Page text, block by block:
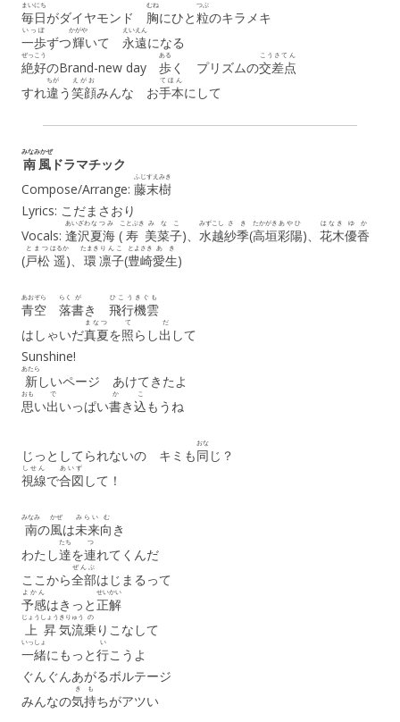
毎日
まいにち
がダイヤモンド 胸
むね
にひと粒
つぶ
のキラメキ
一歩
いっぽ
ずつ輝
かがや
いて 永遠
えいえん
になる
絶好
ぜっこう
のBrand-new day 歩
ある
く プリズムの交差点
こうさてん
すれ違
ちが
う笑顔
えがお
みんな お手本
てほん
にして
南風
みなみかぜ
ドラマチック
Compose/Arrange: 藤末
ふじすえ
樹
みき
Lyrics: こだまさおり
Vocals: 逢沢
あいざわ
夏海
なつみ
( 寿
ことぶき
美菜子
みなこ
)、 水越
みずこし
紗季
さき
(高垣
たかがき
彩陽
あやひ
)、 花木
はなき
優香
ゆか
(戸松
とまつ
遥
はるか
)、 環
たまき
凛子
りんこ
(豊崎
とよさき
愛生
あき
)
青空
あおぞら
落
らく
書
が
き 飛行機雲
ひこうきぐも
はしゃいだ真夏
まなつ
を照
て
らし出
だ
して
Sunshine!
新
あたら
しいページ あけてきたよ
思
おも
い出
で
いっぱい書
か
き込
こ
もうね
じっとしてられないの キミも同
おな
じ？
視線
しせん
で合図
あいず
して！
南
みなみ
の風
かぜ
は未来
みらい
向
む
き
わたし達
たち
を連
つ
れてくんだ
ここから全部
ぜんぶ
はじまるって
予感
よかん
はきっと正解
せいかい
上昇
じょうしょう
気流
きりゅう
乗
の
りこなして
一緒
いっしょ
にもっと行
い
こうよ
ぐんぐんあがるボルテージ
みんなの気
き
持
も
ちがアツい